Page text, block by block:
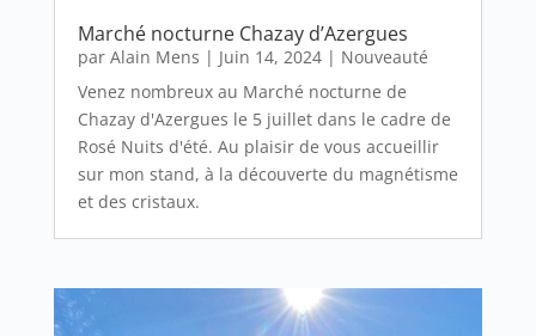
Marché nocturne Chazay d’Azergues
par Alain Mens | Juin 14, 2024| Nouveauté
Venez nombreux au Marché nocturne de
Chazay d'Azergues le 5 juillet dans le cadre de
Rosé Nuits d'été. Au plaisir de vous accueillir
sur mon stand, à la découverte du magnétisme
et des cristaux.